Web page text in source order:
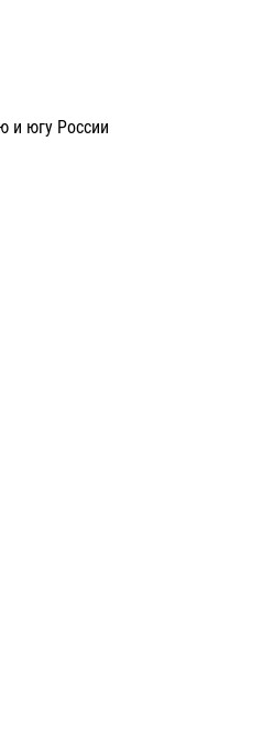
и югу России